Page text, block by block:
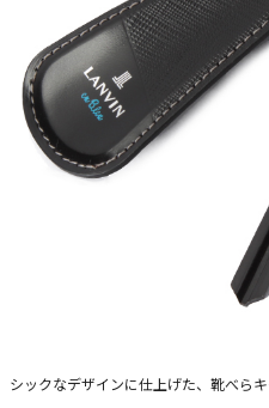
シックなデザインに仕上げた、靴べらキ